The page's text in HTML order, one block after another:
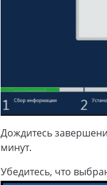
Дождитесь
минут.
Убедитесь, что